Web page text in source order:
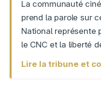
La communauté
prend la parole sur
National représente
le CNC et la liberté
Lire la tribune et